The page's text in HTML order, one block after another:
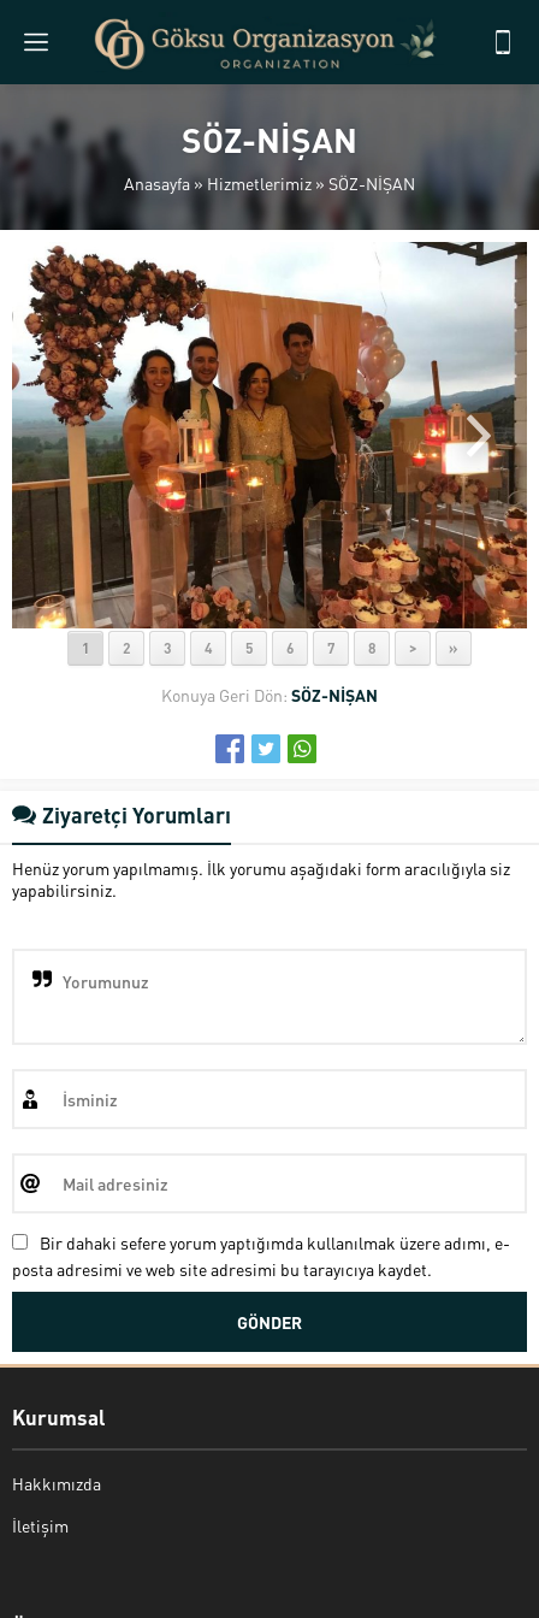
SÖZ-NİŞAN
Anasayfa »Hizmetlerimiz » SÖZ-NİŞAN
1 2 3 4 5 6 7 8 > »
Konuya Geri Dön: SÖZ-NİŞAN
Ziyaretçi Yorumları
Henüz yorum yapılmamış. İlk yorumu aşağıdaki form aracılığıyla siz
yapabilirsiniz.
Bir dahaki sefere yorum yaptığımda kullanılmak üzere adımı, e-
posta adresimi ve web site adresimi bu tarayıcıya kaydet.
Kurumsal
Hakkımızda
İletişim